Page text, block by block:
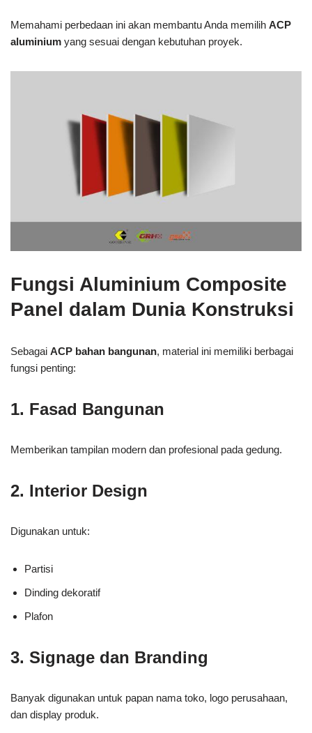
Memahami perbedaan ini akan membantu Anda memilih ACP
aluminium yang sesuai dengan kebutuhan proyek.
Fungsi Aluminium Composite
Panel dalam Dunia Konstruksi
Sebagai ACP bahan bangunan, material ini memiliki berbagai
fungsi penting:
1. Fasad Bangunan
Memberikan tampilan modern dan profesional pada gedung.
2. Interior Design
Digunakan untuk:
Partisi
Dinding dekoratif
Plafon
3. Signage dan Branding
Banyak digunakan untuk papan nama toko, logo perusahaan,
dan display produk.